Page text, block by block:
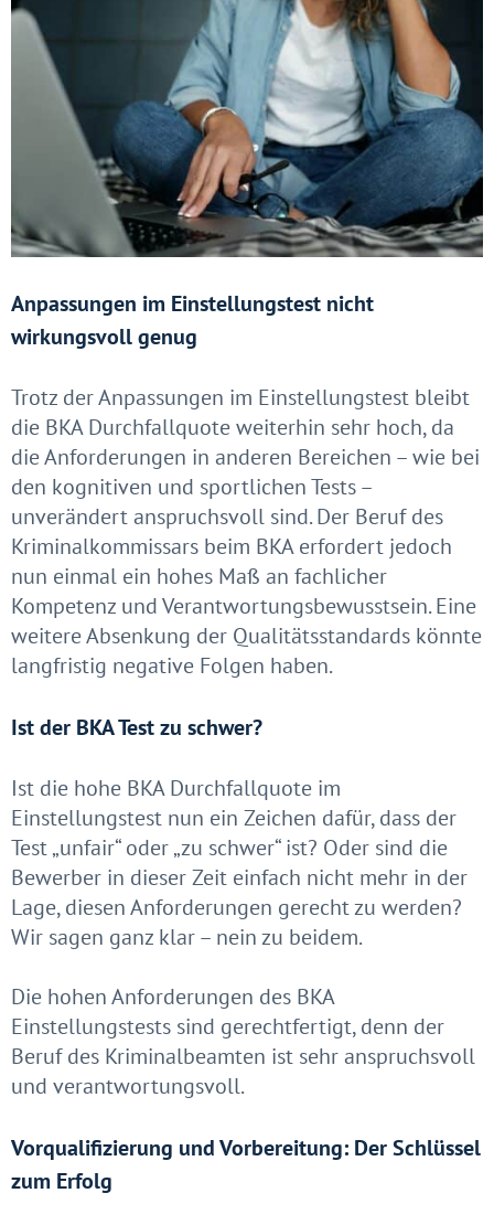
Anpassungen im Einstellungstest nicht
wirkungsvoll genug
Trotz der Anpassungen im Einstellungstest bleibt
die BKA Durchfallquote weiterhin sehr hoch, da
die Anforderungen in anderen Bereichen – wie bei
den kognitiven und sportlichen Tests –
unverändert anspruchsvoll sind. Der Beruf des
Kriminalkommissars beim BKA erfordert jedoch
nun einmal ein hohes Maß an fachlicher
Kompetenz und Verantwortungsbewusstsein. Eine
weitere Absenkung der Qualitätsstandards könnte
langfristig negative Folgen haben.
Ist der BKA Test zu schwer?
Ist die hohe BKA Durchfallquote im
Einstellungstest nun ein Zeichen dafür, dass der
Test „unfair“ oder „zu schwer“ ist? Oder sind die
Bewerber in dieser Zeit einfach nicht mehr in der
Lage, diesen Anforderungen gerecht zu werden?
Wir sagen ganz klar – nein zu beidem.
Die hohen Anforderungen des BKA
Einstellungstests sind gerechtfertigt, denn der
Beruf des Kriminalbeamten ist sehr anspruchsvoll
und verantwortungsvoll.
Vorqualifizierung und Vorbereitung: Der Schlüssel
zum Erfolg